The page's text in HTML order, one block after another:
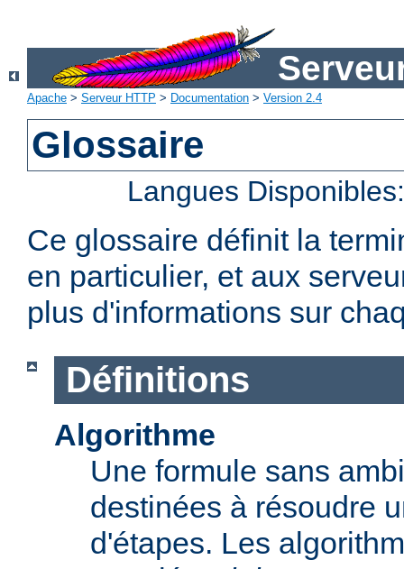
Apache > Serveur HTTP > Documentation > Version 2.4
Glossaire
Langues
Ce glossaire définit la
en particulier, et aux
plus d'informations sur
Définitions
Algorithme
Une formule sans
destinées à résoudre
d'étapes. Les